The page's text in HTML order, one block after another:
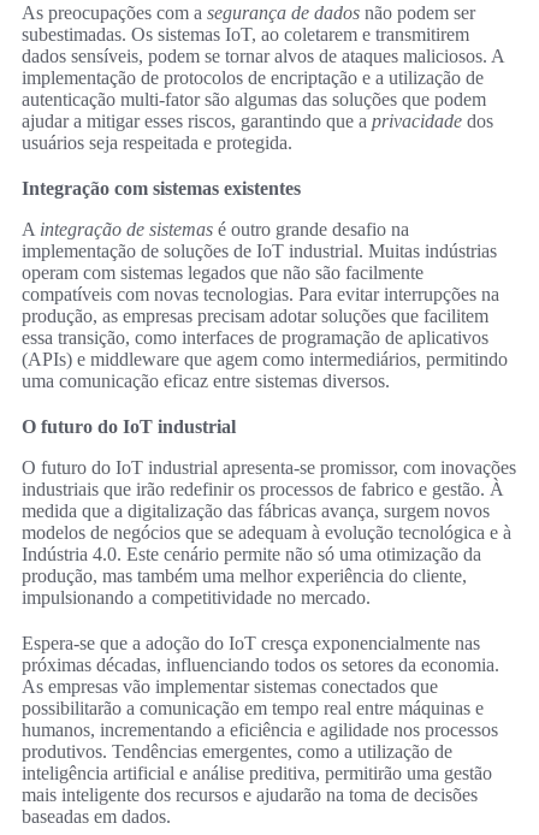
As preocupações com a segurança de dados não podem ser
subestimadas. Os sistemas IoT, ao coletarem e transmitirem
dados sensíveis, podem se tornar alvos de ataques maliciosos. A
implementação de protocolos de encriptação e a utilização de
autenticação multi-fator são algumas das soluções que podem
ajudar a mitigar esses riscos, garantindo que a privacidade dos
usuários seja respeitada e protegida.
Integração com sistemas existentes
A integração de sistemas é outro grande desafio na
implementação de soluções de IoT industrial. Muitas indústrias
operam com sistemas legados que não são facilmente
compatíveis com novas tecnologias. Para evitar interrupções na
produção, as empresas precisam adotar soluções que facilitem
essa transição, como interfaces de programação de aplicativos
(APIs) e middleware que agem como intermediários, permitindo
uma comunicação eficaz entre sistemas diversos.
O futuro do IoT industrial
O futuro do IoT industrial apresenta-se promissor, com inovações
industriais que irão redefinir os processos de fabrico e gestão. À
medida que a digitalização das fábricas avança, surgem novos
modelos de negócios que se adequam à evolução tecnológica e à
Indústria 4.0. Este cenário permite não só uma otimização da
produção, mas também uma melhor experiência do cliente,
impulsionando a competitividade no mercado.
Espera-se que a adoção do IoT cresça exponencialmente nas
próximas décadas, influenciando todos os setores da economia.
As empresas vão implementar sistemas conectados que
possibilitarão a comunicação em tempo real entre máquinas e
humanos, incrementando a eficiência e agilidade nos processos
produtivos. Tendências emergentes, como a utilização de
inteligência artificial e análise preditiva, permitirão uma gestão
mais inteligente dos recursos e ajudarão na toma de decisões
baseadas em dados.